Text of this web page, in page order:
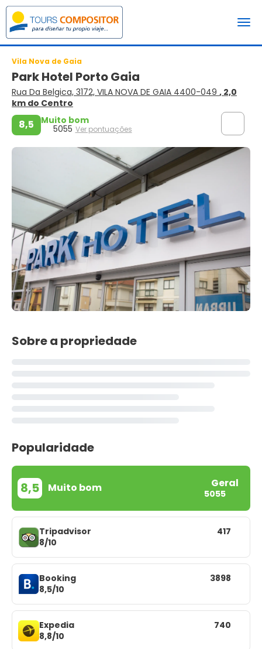
Vila Nova de Gaia
Park Hotel Porto Gaia
Rua Da Belgica, 3172, VILA NOVA DE GAIA 4400-049 , 2,0
km do Centro
8,5 Muito bom
5055 Ver pontuações
Sobre a propriedade
Popularidade
8,5 Muito bom Geral
5055
Tripadvisor
8/10
417
Booking
8,5/10
3898
Expedia
8,8/10
740